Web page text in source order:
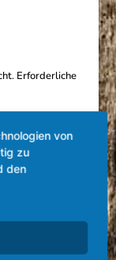
Erforderliche
von
zu
den